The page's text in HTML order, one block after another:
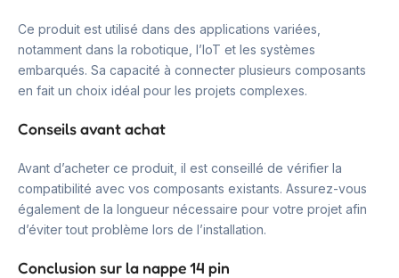
Ce produit est utilisé dans des applications variées,
notamment dans la robotique, l’IoT et les systèmes
embarqués. Sa capacité à connecter plusieurs composants
en fait un choix idéal pour les projets complexes.
Conseils avant achat
Avant d’acheter ce produit, il est conseillé de vérifier la
compatibilité avec vos composants existants. Assurez-vous
également de la longueur nécessaire pour votre projet afin
d’éviter tout problème lors de l’installation.
Conclusion sur la nappe 14 pin